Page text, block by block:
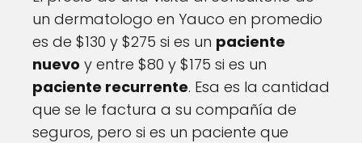
un dermatologo en Yauco en promedio
es de $130 y $275 si es un paciente
nuevo y entre $80 y $175 si es un
paciente recurrente. Esa es la cantidad
que se le factura a su compañía de
seguros, pero si es un paciente que